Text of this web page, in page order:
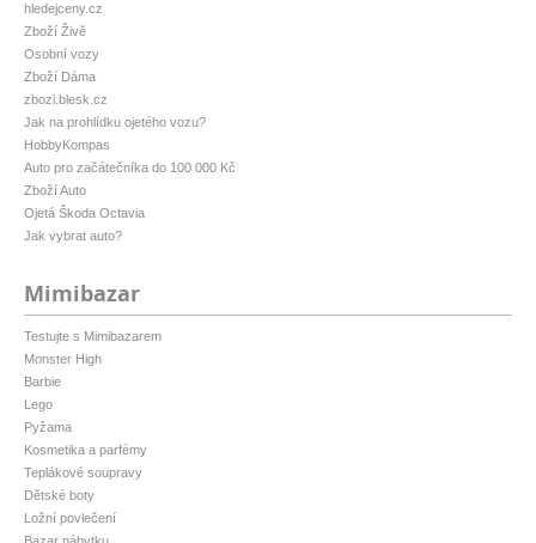
hledejceny.cz
Zboží Živě
Osobní vozy
Zboží Dáma
zbozi.blesk.cz
Jak na prohlídku ojetého vozu?
HobbyKompas
Auto pro začátečníka do 100 000 Kč
Zboží Auto
Ojetá Škoda Octavia
Jak vybrat auto?
Mimibazar
Testujte s Mimibazarem
Monster High
Barbie
Lego
Pyžama
Kosmetika a parfémy
Teplákové soupravy
Dětské boty
Ložní povlečení